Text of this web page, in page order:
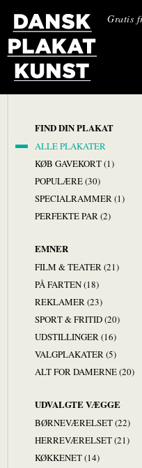
Gratis
FIND DIN PLAKAT
ALLE PLAKATER
KØB GAVEKORT (1)
POPULÆRE (30)
SPECIALRAMMER (1)
PERFEKTE PAR (2)
EMNER
FILM & TEATER (21)
PÅ FARTEN (18)
REKLAMER (23)
SPORT & FRITID (20)
UDSTILLINGER (16)
VALGPLAKATER (5)
ALT FOR DAMERNE (20)
UDVALGTE VÆGGE
BØRNEVÆRELSET (22)
HERREVÆRELSET (21)
KØKKENET (14)